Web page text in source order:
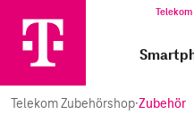
Telekom Zubehörshop·Zubehör